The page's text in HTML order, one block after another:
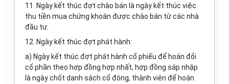
11. Ngày kết thúc đợt chào bán là ngày kết thúc việc
thu tiền mua chứng khoán được chào bán từ các nhà
đầu tư.
12. Ngày kết thúc đợt phát hành:
a) Ngày kết thúc đợt phát hành cổ phiếu để hoán đổi
cổ phần theo hợp đồng hợp nhất, hợp đồng sáp nhập
là ngày chốt danh sách cổ đông, thành viên để hoán